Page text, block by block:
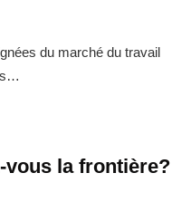
du marché du travail
vous la frontière?